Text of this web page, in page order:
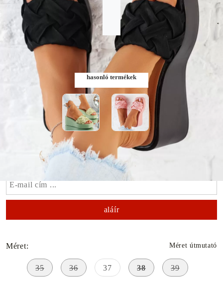
hasonló termékek
Méret: Méret útmutató
35 36 37 38 39
Szólj, ha elérhető lesz